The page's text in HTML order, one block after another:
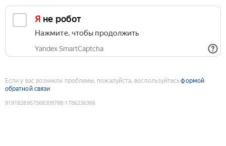
Я не робот
Нажмите, чтобы продолжить
Yandex SmartCaptcha
Если у вас возникли проблемы, пожалуйста, воспользуйтесьформой
обратной связи
9191828957568309788:1786236366